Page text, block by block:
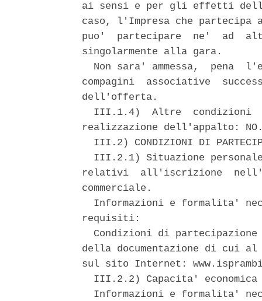
ai sensi e per gli effetti
caso, l'Impresa che partecipa
puo'  partecipare  ne'  ad
singolarmente alla gara.
Non sara' ammessa,  pena
compagini  associative
dell'offerta.
III.1.4)  Altre  condizioni
realizzazione dell'appalto:
III.2) CONDIZIONI DI
III.2.1) Situazione
relativi  all'iscrizione
commerciale.
Informazioni e formalita'
requisiti:
Condizioni di
della documentazione di cui
sul sito Internet:
III.2.2) Capacita'
Informazioni e formalita'